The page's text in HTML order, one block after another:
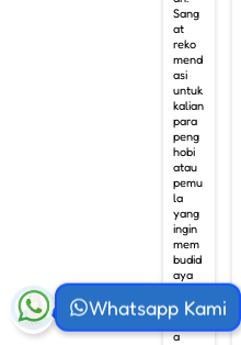
Sang
at
reko
mend
asi
untuk
kalian
para
peng
hobi
atau
pemu
la
yang
ingin
mem
budid
aya
ikan
koi
karen
a
Whatsapp Kami